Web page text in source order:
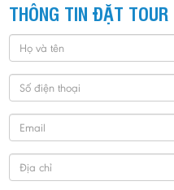
THÔNG TIN ĐẶT TOUR